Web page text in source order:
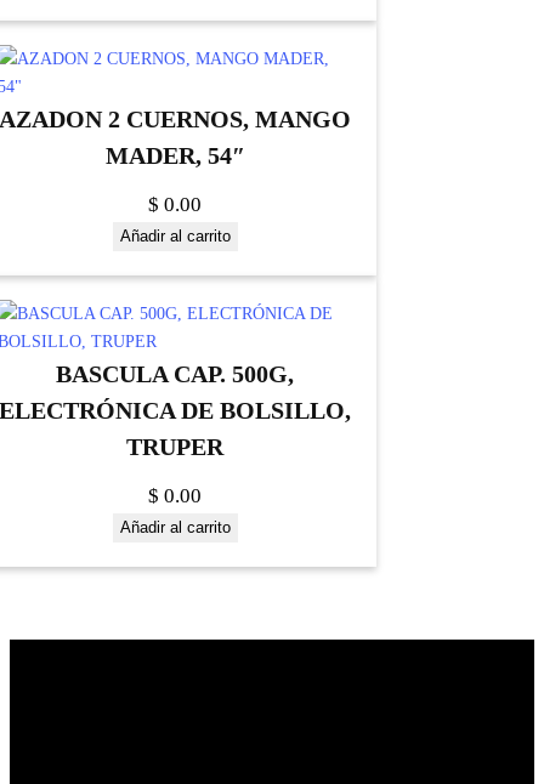
AZADON 2 CUERNOS, MANGO
MADER, 54″
$ 0.00
Añadir al carrito
BASCULA CAP. 500G,
ELECTRÓNICA DE BOLSILLO,
TRUPER
$ 0.00
Añadir al carrito